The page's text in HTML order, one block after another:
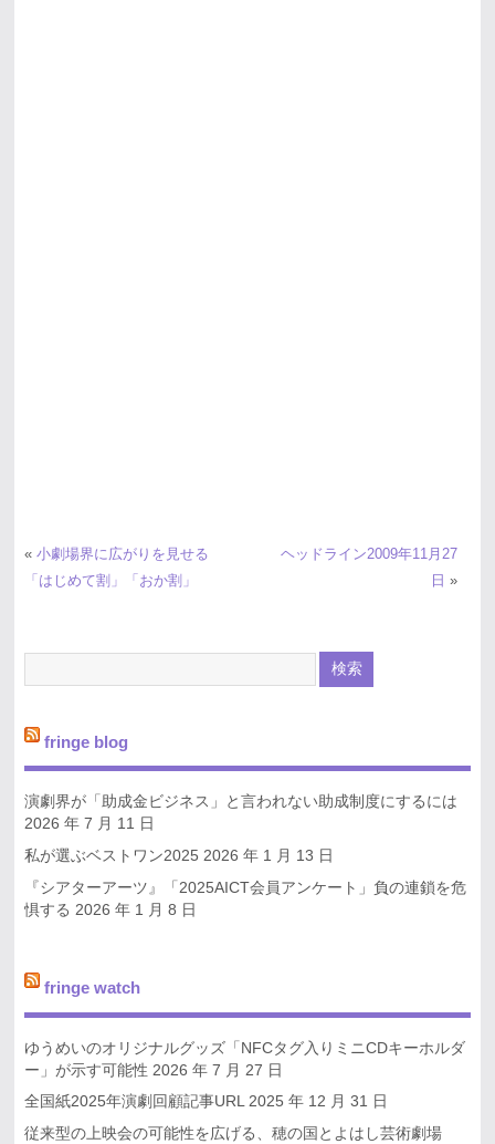
« 小劇場界に広がりを見せる
「はじめて割」「おか割」
ヘッドライン2009年11月27
日 »
fringe blog
演劇界が「助成金ビジネス」と言われない助成制度にするには
2026 年 7 月 11 日
私が選ぶベストワン2025 2026 年 1 月 13 日
『シアターアーツ』「2025AICT会員アンケート」負の連鎖を危
惧する 2026 年 1 月 8 日
fringe watch
ゆうめいのオリジナルグッズ「NFCタグ入りミニCDキーホルダ
ー」が示す可能性 2026 年 7 月 27 日
全国紙2025年演劇回顧記事URL 2025 年 12 月 31 日
従来型の上映会の可能性を広げる、穂の国とよはし芸術劇場